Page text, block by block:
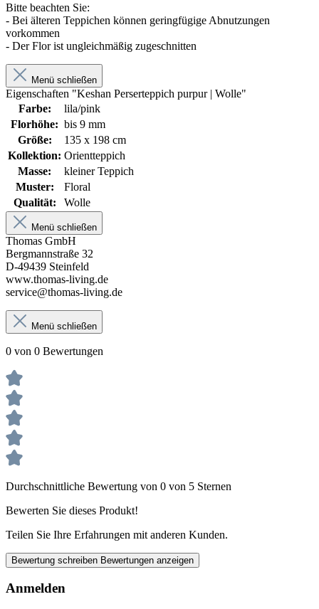
Bitte beachten Sie:
- Bei älteren Teppichen können geringfügige Abnutzungen
vorkommen
- Der Flor ist ungleichmäßig zugeschnitten
Menü schließen
Eigenschaften "Keshan Perserteppich purpur | Wolle"
Farbe:
lila/pink
Florhöhe: bis 9 mm
Größe:
135 x 198 cm
Kollektion: Orientteppich
Masse:
kleiner Teppich
Muster:
Floral
Qualität:
Wolle
Menü schließen
Thomas GmbH
Bergmannstraße 32
D-49439 Steinfeld
www.thomas-living.de
service@thomas-living.de
Menü schließen
0 von 0 Bewertungen
Durchschnittliche Bewertung von 0 von 5 Sternen
Bewerten Sie dieses Produkt!
Teilen Sie Ihre Erfahrungen mit anderen Kunden.
Bewertung schreiben Bewertungen anzeigen
Anmelden